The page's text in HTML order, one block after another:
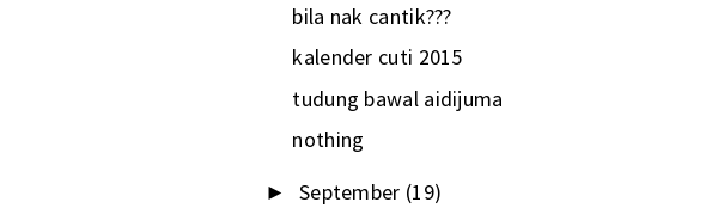
bila nak cantik???
kalender cuti 2015
tudung bawal aidijuma
nothing
► September (19)